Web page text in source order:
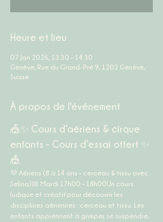
Heure et lieu
07 Jan 2026, 13:30 – 14:30
Genève, Rue du Grand-Pré 9, 1202 Genève,
Suisse
À propos de l'événement
🎪✨ Cours d’aériens & cirque
enfants – Cours d’essai offert ✨
🎪
💜 Aériens (8 à 14 ans – cerceau & tissu avec
Selina) 📅 Mardi 17h00 – 18h00Un cours
ludique et créatif pour découvrir les
disciplines aériennes : cerceau et tissu. Les
enfants apprennent à grimper, se suspendre,